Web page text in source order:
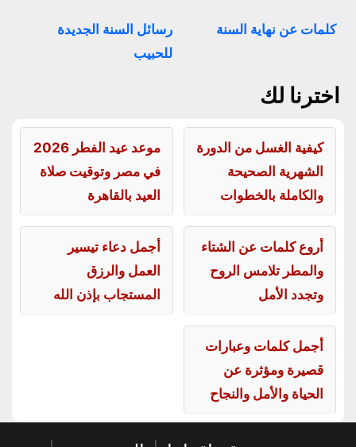
كلمات عن نهاية السنة
رسائل السنة الجديدة
للحبيب
اخترنا لك
كيفية الغسل من الدورة
الشهرية الصحيحة
والكاملة بالخطوات
موعد عيد الفطر 2026
في مصر وتوقيت صلاة
العيد بالقاهرة
أروع كلمات عن الشتاء
والمطر تلامس الروح
وتجدد الأمل
أجمل دعاء تيسير
العمل والرزق
المستجاب بإذن الله
أجمل كلمات وعبارات
قصيرة ومؤثرة عن
الحياة والأمل والنجاح